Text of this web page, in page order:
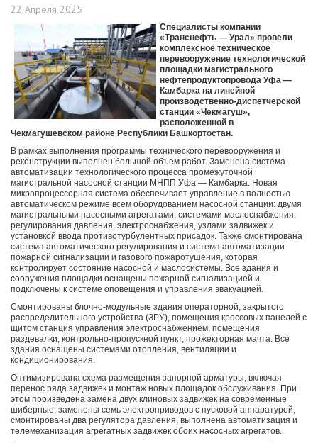
22 Апреля 2025
Специалисты компании
«Транснефть — Урал» провели
комплексное техническое
перевооружение технологической
площадки магистрального
нефтепродуктопровода Уфа —
Камбарка на линейной
производственно-диспетчерской
станции «Чекмагуш»,
расположенной в
Чекмагушевском районе Республики Башкортостан.
В рамках выполнения программы технического перевооружения и
реконструкции выполнен большой объем работ. Заменена система
автоматизации технологического процесса промежуточной
магистральной насосной станции МНПП Уфа — Камбарка. Новая
микропроцессорная система обеспечивает управление в полностью
автоматическом режиме всем оборудованием насосной станции: двумя
магистральными насосными агрегатами, системами маслоснабжения,
регулирования давления, электроснабжения, узлами задвижек и
установкой ввода противотурбулентных присадок. Также смонтирована
система автоматического регулирования и система автоматизации
пожарной сигнализации и газового пожаротушения, которая
контролирует состояние насосной и маслосистемы. Все здания и
сооружения площадки оснащены пожарной сигнализацией и
подключены к системе оповещения и управления эвакуацией.
Смонтированы блочно-модульные здания операторной, закрытого
распределительного устройства (ЗРУ), помещения кроссовых панелей с
щитом станция управления электроснабжением, помещения
раздевалки, контрольно-пропускной пункт, прожекторная мачта. Все
здания оснащены системами отопления, вентиляции и
кондиционирования.
Оптимизирована схема размещения запорной арматуры, включая
перенос ряда задвижек и монтаж новых площадок обслуживания. При
этом произведена замена двух клиновых задвижек на современные
шиберные, заменены семь электроприводов с пусковой аппаратурой,
смонтированы два регулятора давления, выполнена автоматизация и
телемеханизация агрегатных задвижек обоих насосных агрегатов.